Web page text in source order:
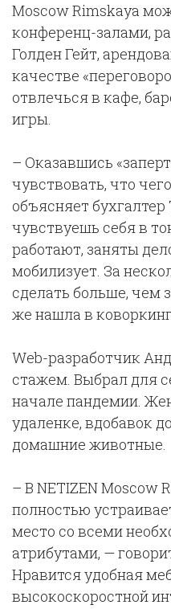
Moscow Rimskaya
конференц-залами,
Голден Гейт,
качестве
отвлечься в кафе,
игры.
– Оказавшись
чувствовать, что
объясняет бухгалтер
чувствуешь себя в
работают, заняты
мобилизует. За
сделать больше, чем
же нашла в
Web-разработчик
стажем. Выбрал для
начале пандемии.
удаленке, вдобавок
домашние животные.
– В NETIZEN Moscow
полностью
место со всеми
атрибутами, —
Нравится удобная
высокоскоростной